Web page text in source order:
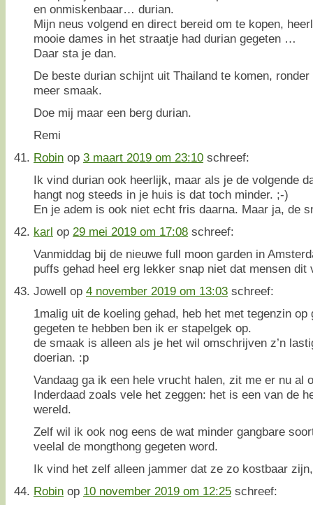
en onmiskenbaar… durian.
Mijn neus volgend en direct bereid om te kopen,
mooie dames in het straatje had durian gegeten …
Daar sta je dan.
De beste durian schijnt uit Thailand te komen,
meer smaak.
Doe mij maar een berg durian.
Remi
Robin op 3 maart 2019 om 23:10 schreef:
Ik vind durian ook heerlijk, maar als je de volgende
hangt nog steeds in je huis is dat toch minder. ;-)
En je adem is ook niet echt fris daarna. Maar ja, de
karl op 29 mei 2019 om 17:08 schreef:
Vanmiddag bij de nieuwe full moon garden in
puffs gehad heel erg lekker snap niet dat mensen dit
Jowell op 4 november 2019 om 13:03 schreef:
1malig uit de koeling gehad, heb het met tegenzin op
gegeten te hebben ben ik er stapelgek op.
de smaak is alleen als je het wil omschrijven z’n
doerian. :p
Vandaag ga ik een hele vrucht halen, zit me er nu al
Inderdaad zoals vele het zeggen: het is een van de
wereld.
Zelf wil ik ook nog eens de wat minder gangbare
veelal de mongthong gegeten word.
Ik vind het zelf alleen jammer dat ze zo kostbaar
Robin op 10 november 2019 om 12:25 schreef: